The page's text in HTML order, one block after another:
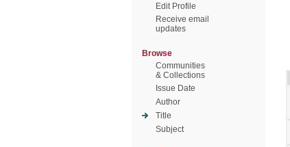
Edit Profile
Receive email
updates
Browse
Communities
& Collections
Issue Date
Author
Title
Subject